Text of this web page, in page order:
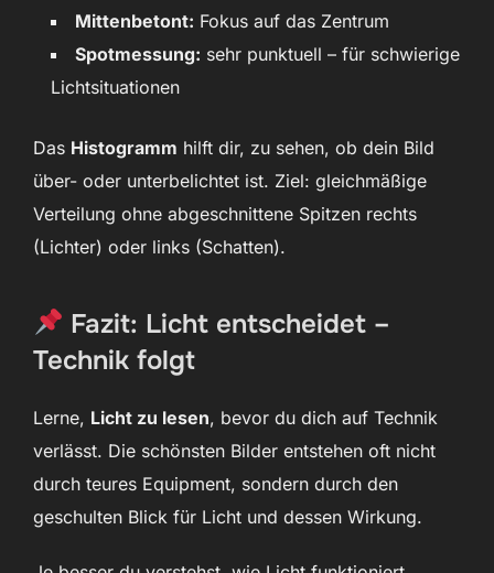
Mittenbetont: Fokus auf das Zentrum
Spotmessung: sehr punktuell – für schwierige
Lichtsituationen
Das Histogramm hilft dir, zu sehen, ob dein Bild
über- oder unterbelichtet ist. Ziel: gleichmäßige
Verteilung ohne abgeschnittene Spitzen rechts
(Lichter) oder links (Schatten).
Fazit: Licht entscheidet –
Technik folgt
Lerne, Licht zu lesen, bevor du dich auf Technik
verlässt. Die schönsten Bilder entstehen oft nicht
durch teures Equipment, sondern durch den
geschulten Blick für Licht und dessen Wirkung.